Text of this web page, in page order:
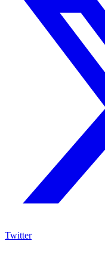
Twitter